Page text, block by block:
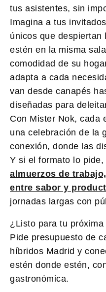
tus asistentes, sin
Imagina a tus
únicos que despiertan
estén en la misma
comodidad de su
adapta a cada
van desde canapés
diseñadas para
Con Mister Nok, cada
una celebración de la
conexión, donde las
Y si el formato lo
almuerzos de
entre sabor y
jornadas largas con
¿Listo para tu
Pide presupuesto de
híbridos Madrid y
estén donde estén,
gastronómica.